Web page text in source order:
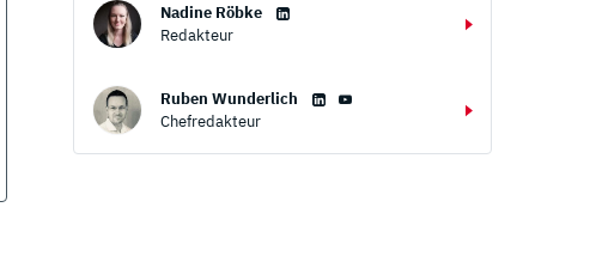
Nadine Röbke
Redakteur
Ruben Wunderlich
Chefredakteur